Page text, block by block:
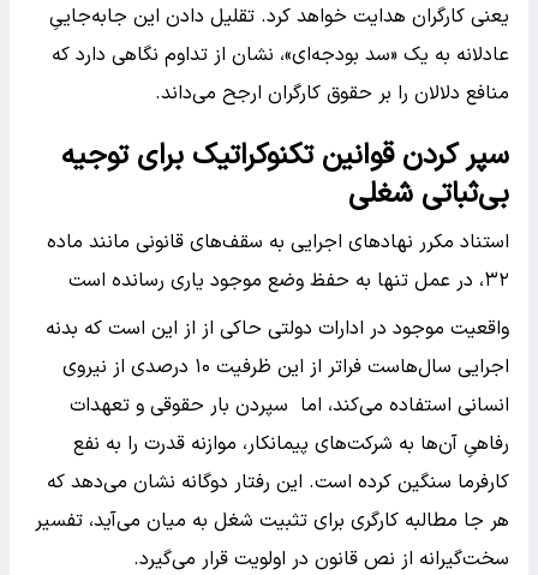
یعنی کارگران هدایت خواهد کرد. تقلیل دادن این جابه‌جاییِ
عادلانه به یک «سد بودجه‌ای»، نشان از تداوم نگاهی دارد که
منافع دلالان را بر حقوق کارگران ارجح می‌داند.
سپر کردن قوانین تکنوکراتیک برای توجیه
بی‌ثباتی شغلی
استناد مکرر نهادهای اجرایی به سقف‌های قانونی مانند ماده
۳۲، در عمل تنها به حفظ وضع موجود یاری رسانده است
واقعیت موجود در ادارات دولتی حاکی از از این است که بدنه
اجرایی سال‌هاست فراتر از این ظرفیت ۱۰ درصدی از نیروی
انسانی استفاده می‌کند، اما سپردن بار حقوقی و تعهدات
رفاهیِ آن‌ها به شرکت‌های پیمانکار، موازنه قدرت را به نفع
کارفرما سنگین کرده است. این رفتار دوگانه نشان می‌دهد که
هر جا مطالبه کارگری برای تثبیت شغل به میان می‌آید، تفسیر
سخت‌گیرانه از نص قانون در اولویت قرار می‌گیرد.